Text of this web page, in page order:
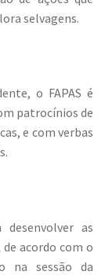
selvagens.
o FAPAS é
patrocínios de
e com verbas
as
acordo com o
na sessão da